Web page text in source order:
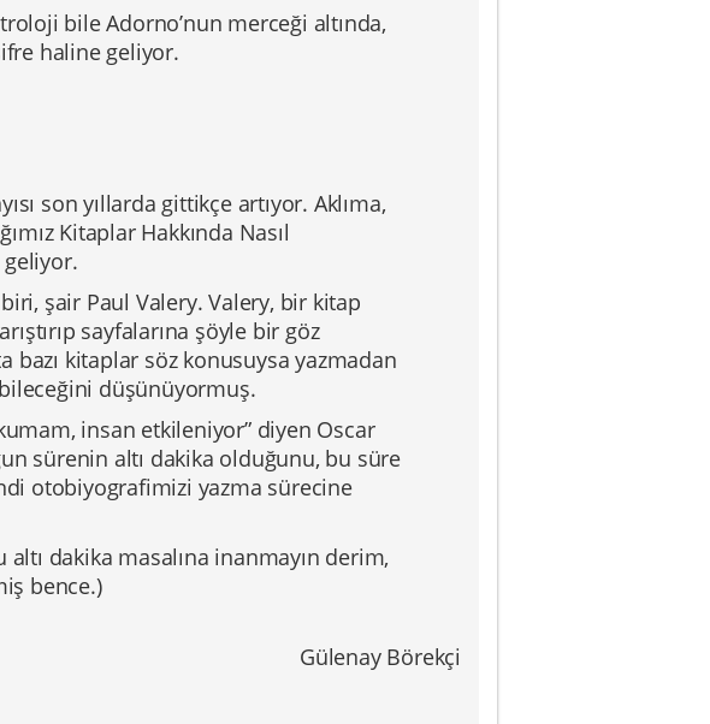
bile Adorno’nun merceği altında,
haline geliyor.
son yıllarda gittikçe artıyor. Aklıma,
Kitaplar Hakkında Nasıl
geliyor.
biri, şair Paul Valery. Valery, bir kitap
sayfalarına şöyle bir göz
bazı kitaplar söz konusuysa yazmadan
düşünüyormuş.
insan etkileniyor” diyen Oscar
sürenin altı dakika olduğunu, bu süre
otobiyografimizi yazma sürecine
altı dakika masalına inanmayın derim,
bence.)
Gülenay Börekçi